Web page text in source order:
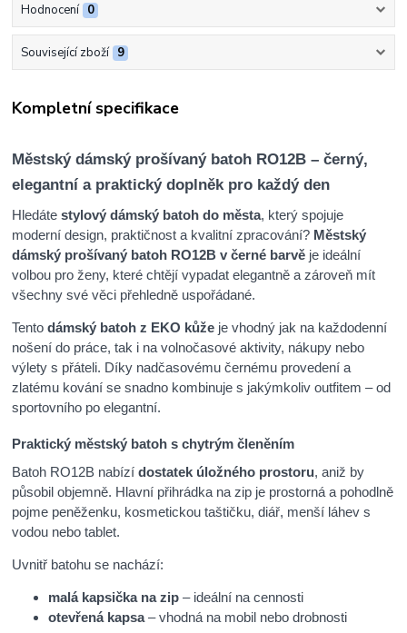
Hodnocení 0
Související zboží 9
Kompletní specifikace
Městský dámský prošívaný batoh RO12B – černý,
elegantní a praktický doplněk pro každý den
Hledátestylový dámský batoh do města, který spojuje
moderní design, praktičnost a kvalitní zpracování? Městský
dámský prošívaný batoh RO12B v černé barvě je ideální
volbou pro ženy, které chtějí vypadat elegantně a zároveň mít
všechny své věci přehledně uspořádané.
Tentodámský batoh z EKO kůže je vhodný jak na každodenní
nošení do práce, tak i na volnočasové aktivity, nákupy nebo
výlety s přáteli. Díky nadčasovému černému provedení a
zlatému kování se snadno kombinuje s jakýmkoliv outfitem – od
sportovního po elegantní.
Praktický městský batoh s chytrým členěním
Batoh RO12B nabízídostatek úložného prostoru, aniž by
působil objemně. Hlavní přihrádka na zip je prostorná a pohodlně
pojme peněženku, kosmetickou taštičku, diář, menší láhev s
vodou nebo tablet.
Uvnitř batohu se nachází:
malá kapsička na zip – ideální na cennosti
otevřená kapsa– vhodná na mobil nebo drobnosti